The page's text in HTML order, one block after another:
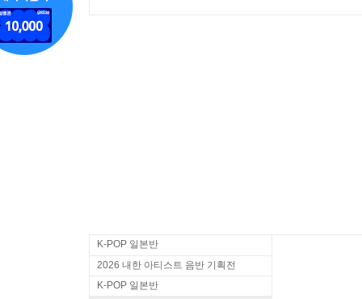
K-POP 일본반
2026 내한 아티스트 음반 기획전
K-POP 일본반